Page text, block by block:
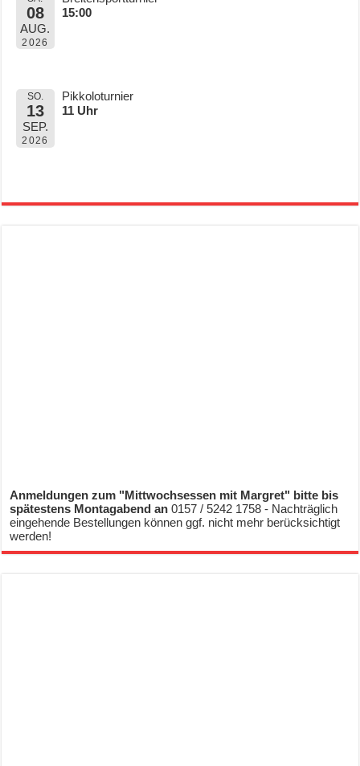
08
AUG.
2026
15:00
SO.
13
SEP.
2026
Pikkoloturnier
11 Uhr
Anmeldungen zum "Mittwochsessen mit Margret" bitte bis
spätestens Montagabend an0157 / 5242 1758 - Nachträglich
eingehende Bestellungen können ggf. nicht mehr berücksichtigt
werden!